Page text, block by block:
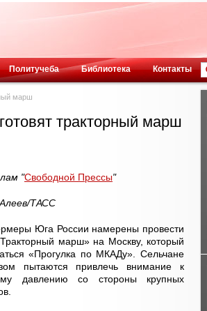
Политучеба Библиотека Контакты
марш
тракторный марш
"Свободной Прессы"
ТАСС
Юга России намерены провести
марш» на Москву, который
«Прогулка по МКАДу». Сельчане
пытаются привлечь внимание к
давлению со стороны крупных